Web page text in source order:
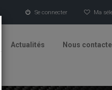
Se connecter Ma
Actualités Nous